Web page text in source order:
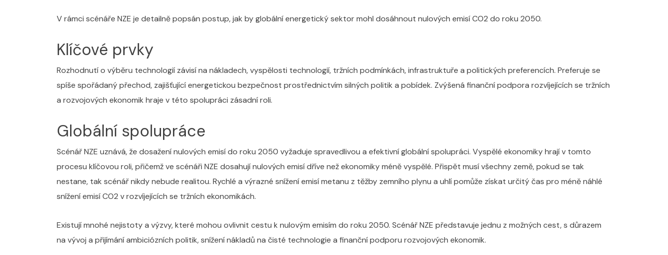
V rámci scénáře NZE je detailně popsán postup, jak by globální energetický sektor mohl dosáhnout nulových emisí CO2 do roku 2050.
Klíčové prvky
Rozhodnutí o výběru technologií závisí na nákladech, vyspělosti technologií, tržních podmínkách, infrastruktuře a politických preferencích. Preferuje se
spíše spořádaný přechod, zajišťující energetickou bezpečnost prostřednictvím silných politik a pobídek. Zvýšená finanční podpora rozvíjejících se tržních
a rozvojových ekonomik hraje v této spolupráci zásadní roli.
Globální spolupráce
Scénář NZE uznává, že dosažení nulových emisí do roku 2050 vyžaduje spravedlivou a efektivní globální spolupráci. Vyspělé ekonomiky hrají v tomto
procesu klíčovou roli, přičemž ve scénáři NZE dosahují nulových emisí dříve než ekonomiky méně vyspělé. Přispět musí všechny země, pokud se tak
nestane, tak scénář nikdy nebude realitou. Rychlé a výrazné snížení emisí metanu z těžby zemního plynu a uhlí pomůže získat určitý čas pro méně náhlé
snížení emisí CO2 v rozvíjejících se tržních ekonomikách.
Existují mnohé nejistoty a výzvy, které mohou ovlivnit cestu k nulovým emisím do roku 2050. Scénář NZE představuje jednu z možných cest, s důrazem
na vývoj a přijímání ambiciózních politik, snížení nákladů na čisté technologie a finanční podporu rozvojových ekonomik.